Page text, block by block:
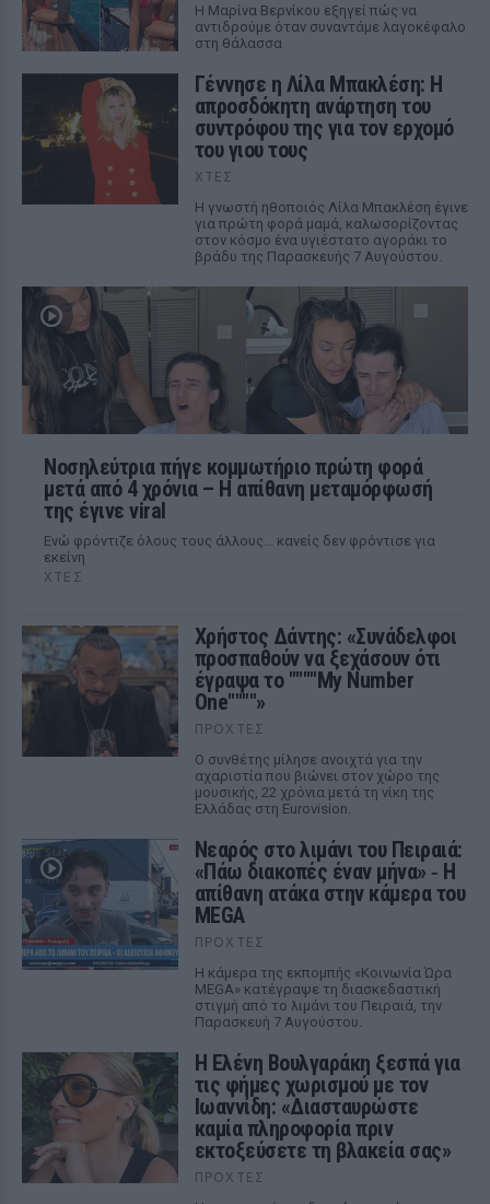
Η Μαρίνα Βερνίκου εξηγεί πώς να
αντιδρούμε όταν συναντάμε λαγοκέφαλο
στη θάλασσα
Γέννησε η Λίλα Μπακλέση: Η
απροσδόκητη ανάρτηση του
συντρόφου της για τον ερχομό
του γιου τους
ΧΤΕΣ
Η γνωστή ηθοποιός Λίλα Μπακλέση έγινε
για πρώτη φορά μαμά, καλωσορίζοντας
στον κόσμο ένα υγιέστατο αγοράκι το
βράδυ της Παρασκευής 7 Αυγούστου.
Νοσηλεύτρια πήγε κομμωτήριο πρώτη φορά
μετά από 4 χρόνια – Η απίθανη μεταμόρφωσή
της έγινε viral
Ενώ φρόντιζε όλους τους άλλους... κανείς δεν φρόντισε για
εκείνη
ΧΤΕΣ
Χρήστος Δάντης: «Συνάδελφοι
προσπαθούν να ξεχάσουν ότι
έγραψα το """"My Number
One""""»
ΠΡΟΧΤΈΣ
Ο συνθέτης μίλησε ανοιχτά για την
αχαριστία που βιώνει στον χώρο της
μουσικής, 22 χρόνια μετά τη νίκη της
Ελλάδας στη Eurovision.
Νεαρός στο λιμάνι του Πειραιά:
«Πάω διακοπές έναν μήνα» ‑ Η
απίθανη ατάκα στην κάμερα του
MEGA
ΠΡΟΧΤΈΣ
Η κάμερα της εκπομπής «Κοινωνία Ώρα
MEGA» κατέγραψε τη διασκεδαστική
στιγμή από το λιμάνι του Πειραιά, την
Παρασκευή 7 Αυγούστου.
Η Ελένη Βουλγαράκη ξεσπά για
τις φήμες χωρισμού με τον
Ιωαννίδη: «Διασταυρώστε
καμία πληροφορία πριν
εκτοξεύσετε τη βλακεία σας»
ΠΡΟΧΤΈΣ